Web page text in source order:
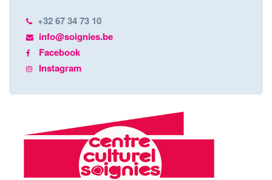
+32 67 34 73 10
info@soignies.be
Facebook
Instagram